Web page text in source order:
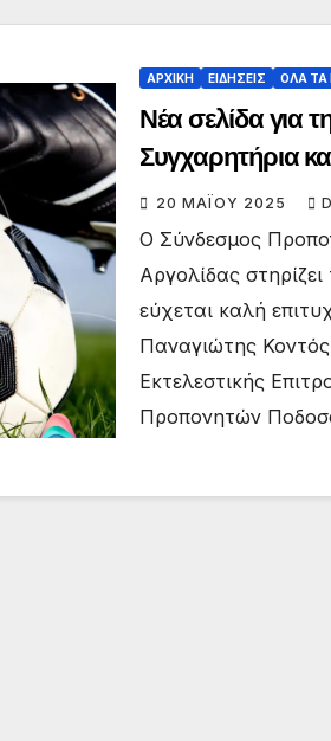
ΑΡΧΙΚΗ ΕΙΔΗΣΕΙΣ ΟΛΑ ΤΑ
Νέα σελίδα για
Συγχαρητήρια
Προπονητές
20 ΜΑΪ́ΟΥ 2025
Ο Σύνδεσμος
Αργολίδας
εύχεται καλή
Παναγιώτης
Εκτελεστικής
Προπονητών